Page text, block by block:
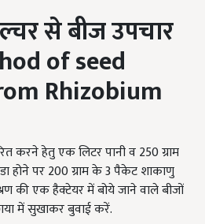
से बीज उपचार
of seed
Rhizobium
करने हेतु एक लिटर पानी व 250 ग्राम
होने पर 200 ग्राम के 3 पैकेट शाकाणु
की एक हैक्टेयर में बोये जाने वाले बीजों
में सुखाकर बुवाई करें.